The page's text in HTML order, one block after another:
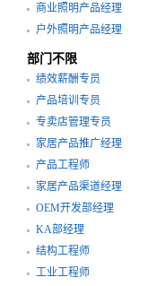
商业照明产品经理
户外照明产品经理
部门不限
绩效薪酬专员
产品培训专员
专卖店管理专员
家居产品推广经理
产品工程师
家居产品渠道经理
OEM开发部经理
KA部经理
结构工程师
工业工程师